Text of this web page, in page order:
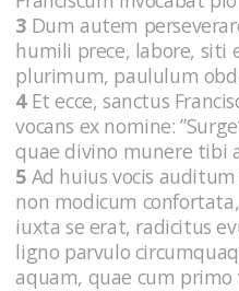
3 Dum autem
humili prece, labore, siti
plurimum, paululum
4Et ecce, sanctus
vocans ex nomine:
quae divino munere tibi
5 Ad huius vocis
non modicum
iuxta se erat, radicitus
ligno parvulo
aquam, quae cum